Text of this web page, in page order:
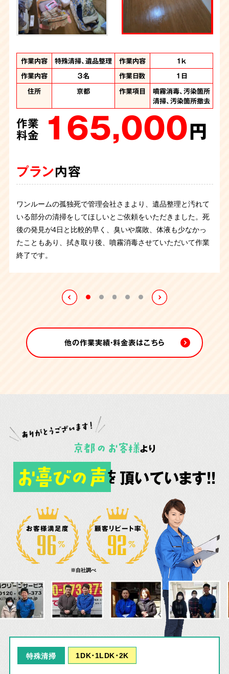
2026年6月28日放送
Yahoo!ニュース
作業内容 特殊清掃、遺品整理 作業内容
1ｋ
作業内容
３名 作業日数
1日
住所
京都 作業項目
噴霧消毒、汚染箇所
清掃、汚染箇所撤去
作業
料金 165,000円
プラン内容
ワンルームの孤独死で管理会社さまより、遺品整理と汚れて
いる部分の清掃をしてほしいとご依頼をいただきました。死
後の発見が4日と比較的早く、臭いや腐敗、体液も少なかっ
たこともあり、拭き取り後、噴霧消毒させていただいて作業
終了です。
作業内容
特殊清掃、ゴミ屋敷
片付け
間取り 4LDK
作業人数 8名 作業時間
10時間
汚染か所清掃、汚染
か所撤去、大量の不
用品処分、遺品整理
作業 480,000
プラン内容
京都府のお客さまより、ゴミ屋敷で孤独死されたというご依
頼を受け、片付けに伴い遺品整理と特殊清掃を承りました。
孤独死現場ということで特殊清掃と遺品整理、そして部屋の
片付けをさせていただきました。現場は刺激臭と大量の害虫
が繁殖していたので大変な作業になりました。丸2日かけて
の作業となりましたが無事に終えることが出来ました。
作業内容 特殊清掃、遺品整理 間取り
3DK
作業人数
7名 作業日数
2日
住所
京都 作業項目
遺品整理、噴霧消
毒、汚染箇所清掃、
汚染箇所撤去、汚染
箇所解体、オゾン施
工
料金 880,000
プラン内容
トイレでの孤独死、特殊清掃作業です。死後発見が遅かった
ので腐敗が進行し体液が下地にも広がっていました。異臭も
発生していたので体液が染みた床など汚染箇所は全て取り払
ってオゾン施工を行うことになりました。作業が終わるとご
作業内容
遺品整理、ゴミ屋敷
片付け
間取り 4LDKの主に1階
作業人数 計8名 作業時間
2日間
遺品整理、大量の不
用品回収、噴霧消
毒、汚染物の撤去
作業 360,000
プラン内容
ここ最近、ゴミ屋敷で孤独死されたというご依頼がいくつか
ありましたが、コチラも同じ状況です。しかし今回は丸2日
の作業となり特に大変でした。ご遺体は死後すぐに搬送され
たとの事で孤独死の現場特有の異臭はありませんでしたがゴ
ミの中に大量の害虫が繁殖していたのです。1日目は害虫が
動き回る中で片付け、作業終了後に害虫駆除剤を燻煙し、2
日目の作業に入りました。
作業内容 特殊清掃、遺品整理 間取り
3K
作業人数
5名 作業日数
1日
住所
京都 作業項目
遺品整理、噴霧消
毒、汚染箇所清掃、
汚染箇所撤去
作業
料金 220,000円
プラン内容
親族から孤独死の特殊清掃のご依頼です。ベットの上でお亡
くなられたようで臭いがある状態でした。しかし、布団やベ
ッドを運び出して片付けていくうちに臭いはやわらぎ、作業
後に噴霧消毒させていただきました。作業中に出てきたお写
他の作業実績・料金表はこちら
京都 の お客様より
お喜びの声を 頂いています!!
お客様満足度 顧客リピート率
※自社調べ
特殊清掃 1DK･1LDK･2K